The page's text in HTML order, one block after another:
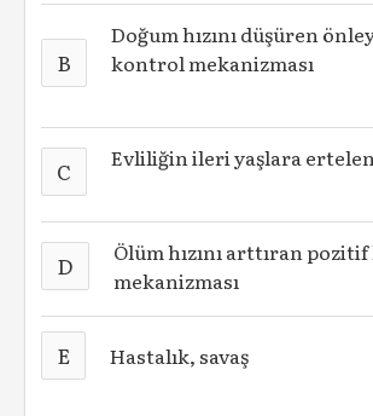
B
Doğum hızını düşüren
kontrol mekanizması
C Evliliğin ileri yaşlara
D
Ölüm hızını arttıran
mekanizması
E Hastalık, savaş